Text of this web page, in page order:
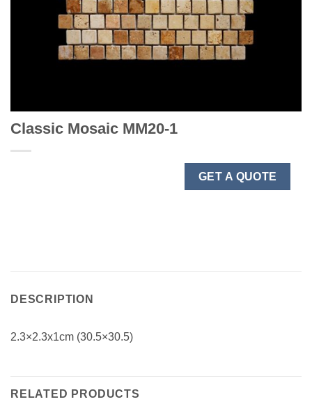
Classic Mosaic MM20-1
GET A QUOTE
DESCRIPTION
2.3×2.3x1cm (30.5×30.5)
RELATED PRODUCTS